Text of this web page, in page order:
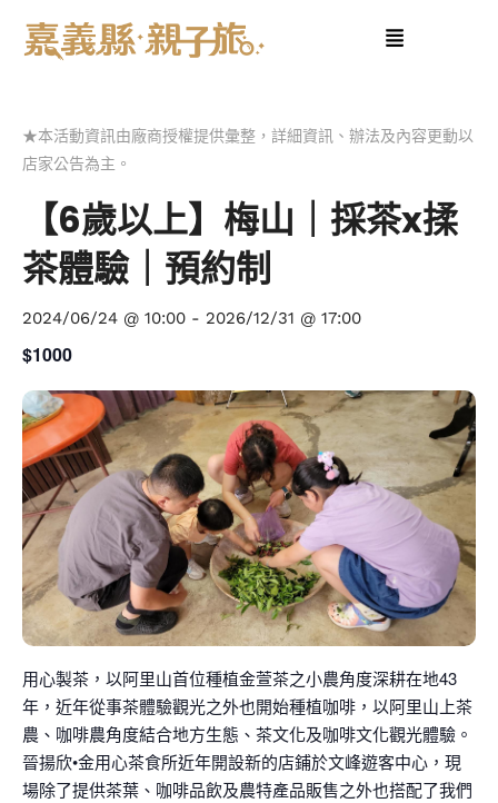
★本活動資訊由廠商授權提供彙整，詳細資訊、辦法及內容更動以
店家公告為主。
【6歲以上】梅山｜採茶x揉
茶體驗｜預約制
2024/06/24 @ 10:00 - 2026/12/31 @ 17:00
$1000
用心製茶，以阿里山首位種植金萱茶之小農角度深耕在地43
年，近年從事茶體驗觀光之外也開始種植咖啡，以阿里山上茶
農、咖啡農角度結合地方生態、茶文化及咖啡文化觀光體驗。
晉揚欣•金用心茶食所近年開設新的店鋪於文峰遊客中心，現
場除了提供茶葉、咖啡品飲及農特產品販售之外也搭配了我們